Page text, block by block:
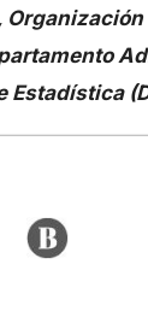
Estadística